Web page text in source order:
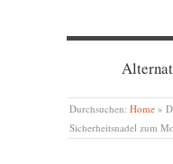
Durchsuchen: Home »
Sicherheitsnadel zum